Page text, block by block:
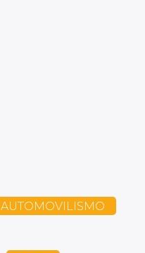
AUTOMOVILISMO